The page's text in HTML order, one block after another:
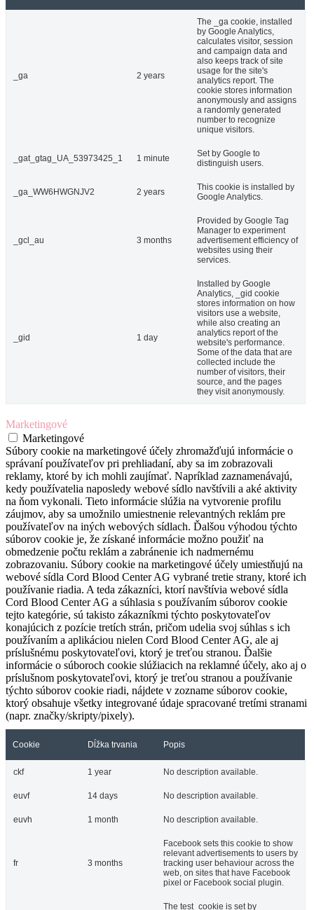
_ga 2 years
The _ga cookie, installed
by Google Analytics,
calculates visitor, session
and campaign data and
also keeps track of site
usage for the site's
analytics report. The
cookie stores information
anonymously and assigns
a randomly generated
number to recognize
unique visitors.
_gat_gtag_UA_53973425_1 1 minute
Set by Google to
distinguish users.
_ga_WW6HWGNJV2 2 years
This cookie is installed by
Google Analytics.
_gcl_au 3 months
Provided by Google Tag
Manager to experiment
advertisement efficiency of
websites using their
services.
_gid 1 day
Installed by Google
Analytics, _gid cookie
stores information on how
visitors use a website,
while also creating an
analytics report of the
website's performance.
Some of the data that are
collected include the
number of visitors, their
source, and the pages
they visit anonymously.
Marketingové
Marketingové
Súbory cookie na marketingové účely zhromažďujú informácie o
správaní používateľov pri prehliadaní, aby sa im zobrazovali
reklamy, ktoré by ich mohli zaujímať. Napríklad zaznamenávajú,
kedy používatelia naposledy webové sídlo navštívili a aké aktivity
na ňom vykonali. Tieto informácie slúžia na vytvorenie profilu
záujmov, aby sa umožnilo umiestnenie relevantných reklám pre
používateľov na iných webových sídlach. Ďalšou výhodou týchto
súborov cookie je, že získané informácie možno použiť na
obmedzenie počtu reklám a zabránenie ich nadmernému
zobrazovaniu. Súbory cookie na marketingové účely umiestňujú na
webové sídla Cord Blood Center AG vybrané tretie strany, ktoré ich
používanie riadia. A teda zákazníci, ktorí navštívia webové sídla
Cord Blood Center AG a súhlasia s používaním súborov cookie
tejto kategórie, sú takisto zákazníkmi týchto poskytovateľov
konajúcich z pozície tretích strán, pričom udelia svoj súhlas s ich
používaním a aplikáciou nielen Cord Blood Center AG, ale aj
príslušnému poskytovateľovi, ktorý je treťou stranou. Ďalšie
informácie o súboroch cookie slúžiacich na reklamné účely, ako aj o
príslušnom poskytovateľovi, ktorý je treťou stranou a používanie
týchto súborov cookie riadi, nájdete v zozname súborov cookie,
ktorý obsahuje všetky integrované údaje spracované tretími stranami
(napr. značky/skripty/pixely).
Cookie Dĺžka trvania Popis
ckf 1 year No description available.
euvf 14 days No description available.
euvh 1 month No description available.
fr 3 months
Facebook sets this cookie to show
relevant advertisements to users by
tracking user behaviour across the
web, on sites that have Facebook
pixel or Facebook social plugin.
The test_cookie is set by